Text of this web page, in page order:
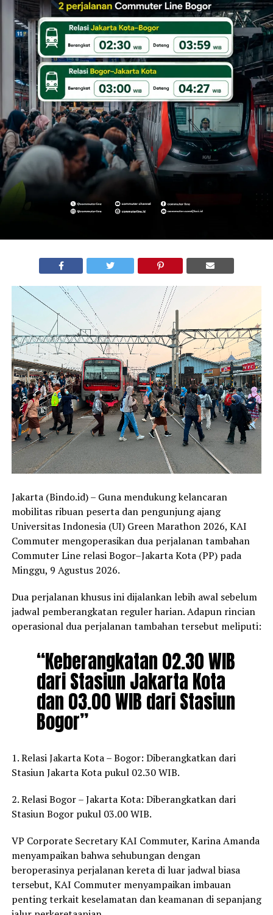
Jakarta (Bindo.id) – Guna mendukung kelancaran
mobilitas ribuan peserta dan pengunjung ajang
Universitas Indonesia (UI) Green Marathon 2026, KAI
Commuter mengoperasikan dua perjalanan tambahan
Commuter Line relasi Bogor–Jakarta Kota (PP) pada
Minggu, 9 Agustus 2026.
Dua perjalanan khusus ini dijalankan lebih awal sebelum
jadwal pemberangkatan reguler harian. Adapun rincian
operasional dua perjalanan tambahan tersebut meliputi:
“Keberangkatan 02.30 WIB
dari Stasiun Jakarta Kota
dan 03.00 WIB dari Stasiun
Bogor”
1. Relasi Jakarta Kota – Bogor: Diberangkatkan dari
Stasiun Jakarta Kota pukul 02.30 WIB.
2. Relasi Bogor – Jakarta Kota: Diberangkatkan dari
Stasiun Bogor pukul 03.00 WIB.
VP Corporate Secretary KAI Commuter, Karina Amanda
menyampaikan bahwa sehubungan dengan
beroperasinya perjalanan kereta di luar jadwal biasa
tersebut, KAI Commuter menyampaikan imbauan
penting terkait keselamatan dan keamanan di sepanjang